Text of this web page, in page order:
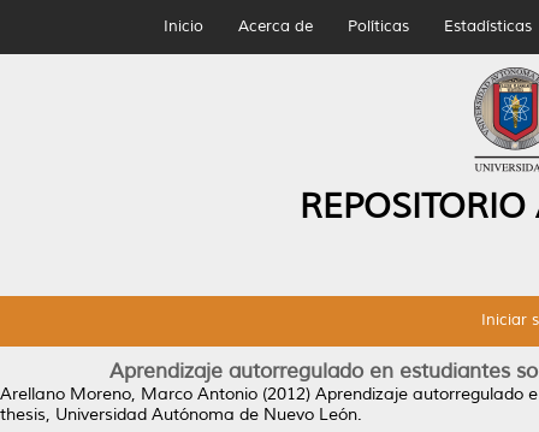
Inicio Acerca de Políticas Estadísticas
Iniciar
Aprendizaje autorregulado en estudiantes
Arellano Moreno, Marco Antonio (2012) Aprendizaje autorregulado
thesis, Universidad Autónoma de Nuevo León.